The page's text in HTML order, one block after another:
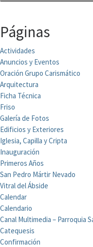
Páginas
Actividades
Anuncios y Eventos
Oración Grupo Carismático
Arquitectura
Ficha Técnica
Friso
Galería de Fotos
Edificios y Exteriores
Iglesia, Capilla y Cripta
Inauguración
Primeros Años
San Pedro Mártir Nevado
Vitral del Ábside
Calendar
Calendario
Canal Multimedia – Parroquia
Catequesis
Confirmación